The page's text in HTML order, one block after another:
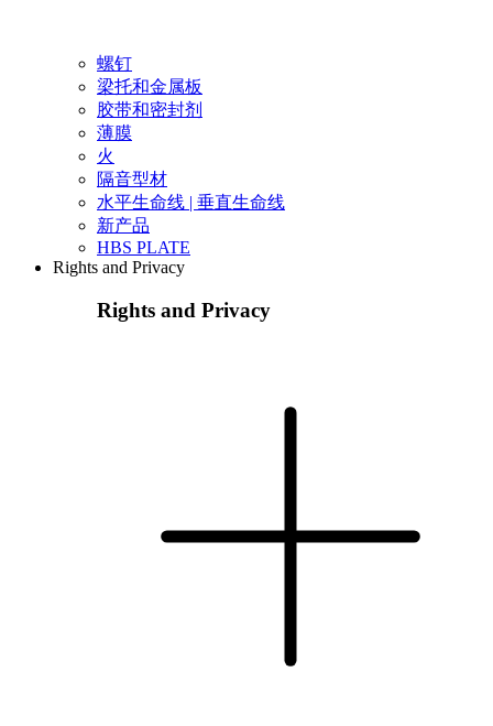
螺钉
梁托和金属板
胶带和密封剂
薄膜
火
隔音型材
水平生命线 | 垂直生命线
新产品
HBS PLATE
Rights and Privacy
Rights and Privacy